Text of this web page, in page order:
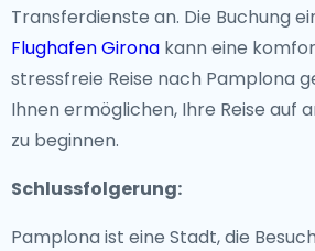
Transferdienste an. Die Buchung
Flughafen Girona kann eine
stressfreie Reise nach Pamplona
Ihnen ermöglichen, Ihre Reise auf
zu beginnen.
Schlussfolgerung:
Pamplona ist eine Stadt, die